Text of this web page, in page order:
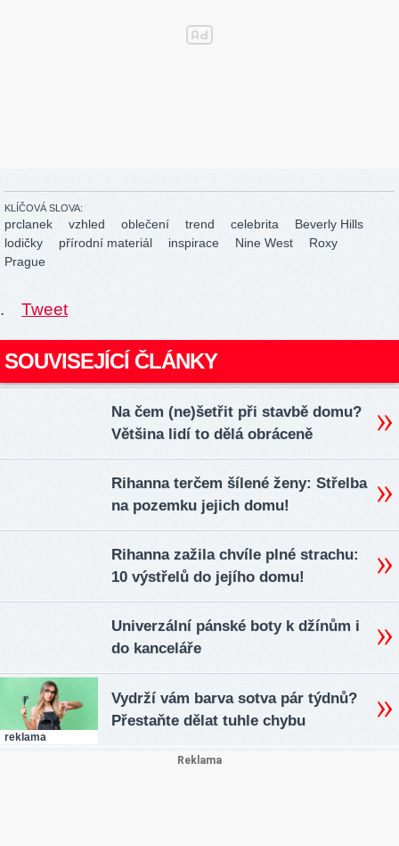
KLÍČOVÁ SLOVA:
prclanek vzhled oblečení trend celebrita
Beverly Hills
lodičky
přírodní materiál inspirace Nine West
Roxy
Prague
. Tweet
SOUVISEJÍCÍ ČLÁNKY
Na čem (ne)šetřit při stavbě domu?
Většina lidí to dělá obráceně
Rihanna terčem šílené ženy: Střelba
na pozemku jejich domu!
Rihanna zažila chvíle plné strachu:
10 výstřelů do jejího domu!
Univerzální pánské boty k džínům i
do kanceláře
reklama
Vydrží vám barva sotva pár týdnů?
Přestaňte dělat tuhle chybu